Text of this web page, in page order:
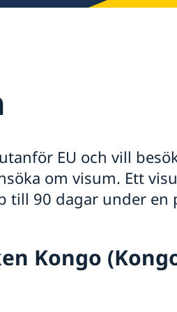
EU och vill
om visum. Ett
till 90 dagar under en
Kongo